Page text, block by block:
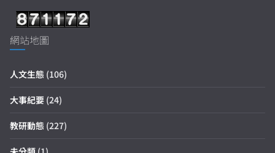
網站地圖
人文生態 (106)
大事紀要 (24)
教研動態 (227)